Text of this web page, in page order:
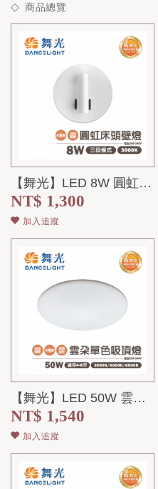
商品總覽
【舞光】LED 8W 圓虹床頭壁燈 雙開關切換 黃光 全電壓
NT$ 1,300
加入追蹤
【舞光】LED 50W 雲朵超薄壁切調色吸頂燈 全電壓
NT$ 1,540
加入追蹤